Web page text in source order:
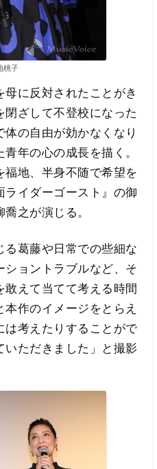
桃子
に反対されたことがき
ざして不登校になった
の自由が効かなくなり
年の心の成長を描く。
地、半身不随で希望を
イダーゴースト』の御
之が演じる。
葛藤や日常での些細な
ョントラブルなど、そ
敢えて当てて考える時間
作のイメージをとらえ
は考えたりすることがで
いただきました」と撮影